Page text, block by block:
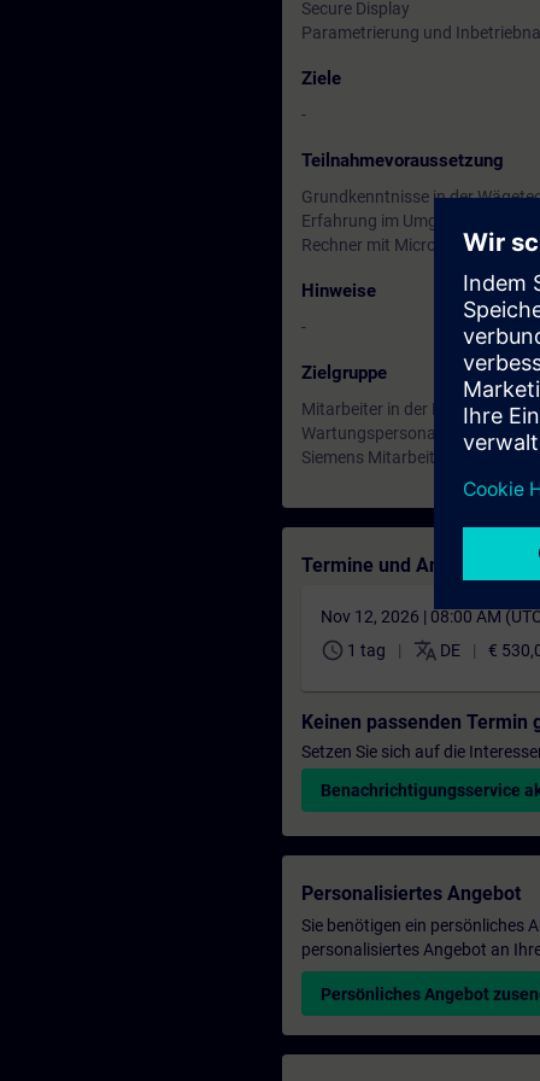
Secure Display
Parametrierung und
Ziele
-
Teilnahmevoraussetzung
Grundkenntnisse in der
Erfahrung im Umgang mit
Rechner mit Microsoft Teams
Hinweise
-
Zielgruppe
Mitarbeiter in der Planung und
Wartungspersonal
Siemens Mitarbeiter in Vertrieb
Termine und Anmeldung
Nov 12, 2026 | 08:00 AM
schedule 1 tag translate DE €
Keinen passenden Termin
Setzen Sie sich auf die
Benachrichtigungsservice
Personalisiertes Angebot
Sie benötigen ein persönliches
personalisiertes Angebot an
Persönliches Angebot